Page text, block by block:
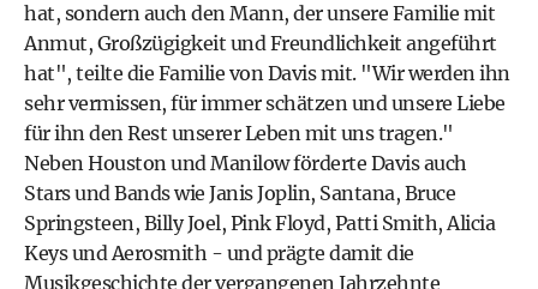
hat, sondern auch den Mann, der unsere Familie mit
Anmut, Großzügigkeit und Freundlichkeit angeführt
hat", teilte die Familie von Davis mit. "Wir werden ihn
sehr vermissen, für immer schätzen und unsere Liebe
für ihn den Rest unserer Leben mit uns tragen."
Neben Houston und Manilow förderte Davis auch
Stars und Bands wie Janis Joplin, Santana, Bruce
Springsteen, Billy Joel, Pink Floyd, Patti Smith, Alicia
Keys und Aerosmith - und prägte damit die
Musikgeschichte der vergangenen Jahrzehnte